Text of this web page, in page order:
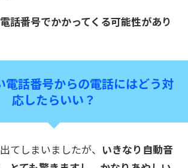
話番号でかかってくる可能性があり
電話番号からの電話にはどう対
応したらいい？
てしまいましたが、 いきなり自動音